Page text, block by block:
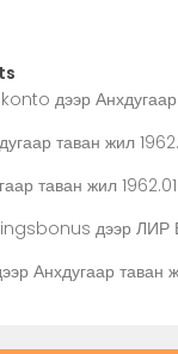
дээр
таван жил
таван жил
дээр ЛИР
Анхдугаар таван